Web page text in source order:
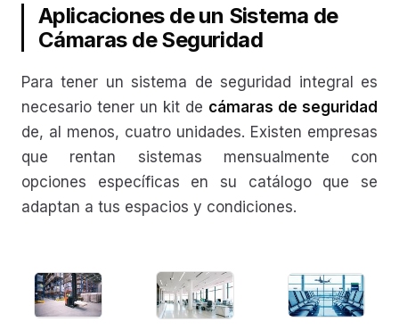
Aplicaciones de un Sistema de
Cámaras de Seguridad
Para tener un sistema de seguridad integral es
necesario tener un kit de cámaras de seguridad
de, al menos, cuatro unidades. Existen empresas
que rentan sistemas mensualmente con
opciones específicas en su catálogo que se
adaptan a tus espacios y condiciones.